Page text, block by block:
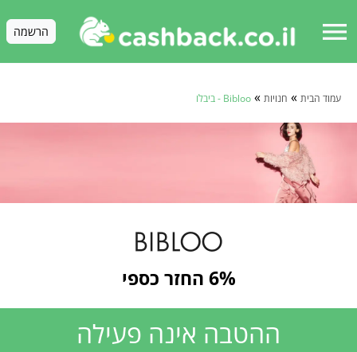
menu הרשמה
עמוד הבית » חנויות » Bibloo - ביבלו
6% החזר כספי
ההטבה אינה פעילה